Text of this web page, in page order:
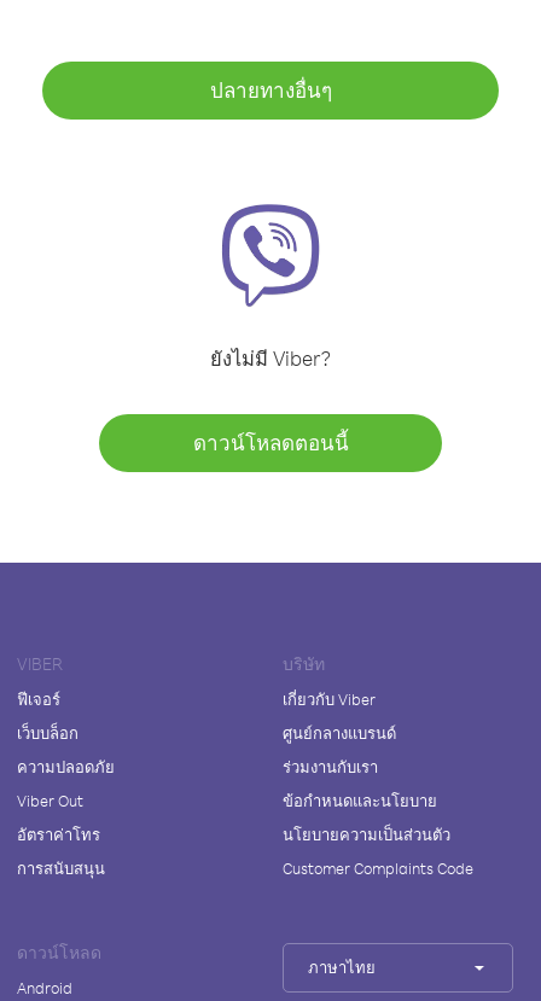
ปลายทางอื่นๆ
ยังไม่มี Viber?
ดาวน์โหลดตอนนี้
VIBER
ฟีเจอร์
เว็บบล็อก
ความปลอดภัย
Viber Out
อัตราค่าโทร
การสนับสนุน
บริษัท
เกี่ยวกับ Viber
ศูนย์กลางแบรนด์
ร่วมงานกับเรา
ข้อกำหนดและนโยบาย
นโยบายความเป็นส่วนตัว
Customer Complaints Code
ดาวน์โหลด
Android
ภาษาไทย